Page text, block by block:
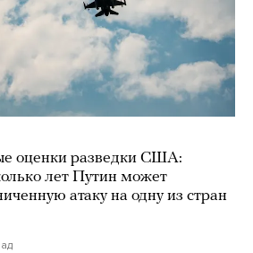
оценки разведки США:
лет Путин может
атаку на одну из стран